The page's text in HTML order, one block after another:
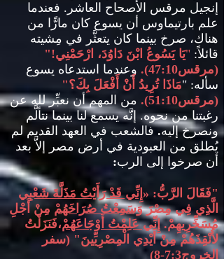
إنجيل مرقس الأصحاح العاشر . فعندما
علم بارتيماوس أن يسوع كان مارًّا من
هناك، صرخ بينما كان يتعثَّر في مِشيته
قائلاً:
"يَا يَسُوعُ ابْنَ دَاوُدَ، ارْحَمْنِي!"
(مرقس47:10).
وعندما استدعاه يسوع
سأله: "مَاذَا تُرِيدُ أَنْ أَفْعَلَ بِكَ؟"
(مرقس51:10).
من المهم أن نعبِّر لله عن
رغبتنا من نحوه. إنَّه يسمع لنا بينما نتألَّم
ونصرخ إليه.فالشعب في العهد القديم لم
يُطلق من العبودية في أرض مصر إلاَّ بعد
أن صرخوا إلى الرب:
"فَقَالَ الرَّبُّ: « إِنِّي قَدْ رَأَيْتُ مَذَلَّةَ شَعْبِي
الَّذِي فِي مِصْرَوَسَمِعْتُ صُرَاخَهُمْ مِنْ أَجْلِ
مُسَخِّرِيهِمْ.إِنِّي عَلِمْتُ أَوْجَاعَهُمْ،فَنَزَلْتُ
لأُنْقِذَهُمْ مِنْ أَيْدِي الْمِصْرِيِّينَ" (سفر
الخروج7:3-8)